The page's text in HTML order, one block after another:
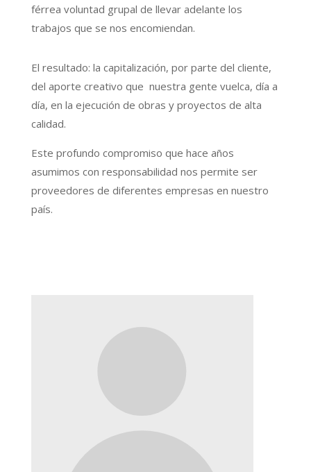
férrea voluntad grupal de llevar adelante los
trabajos que se nos encomiendan.
El resultado: la capitalización, por parte del cliente,
del aporte creativo que nuestra gente vuelca, día a
día, en la ejecución de obras y proyectos de alta
calidad.
Este profundo compromiso que hace años
asumimos con responsabilidad nos permite ser
proveedores de diferentes empresas en nuestro
país.